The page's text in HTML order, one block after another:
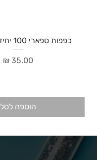
כפפות ספארי 100 יחידות בחבילה
מחיר‏35.00 ‏₪
הוספה לסל